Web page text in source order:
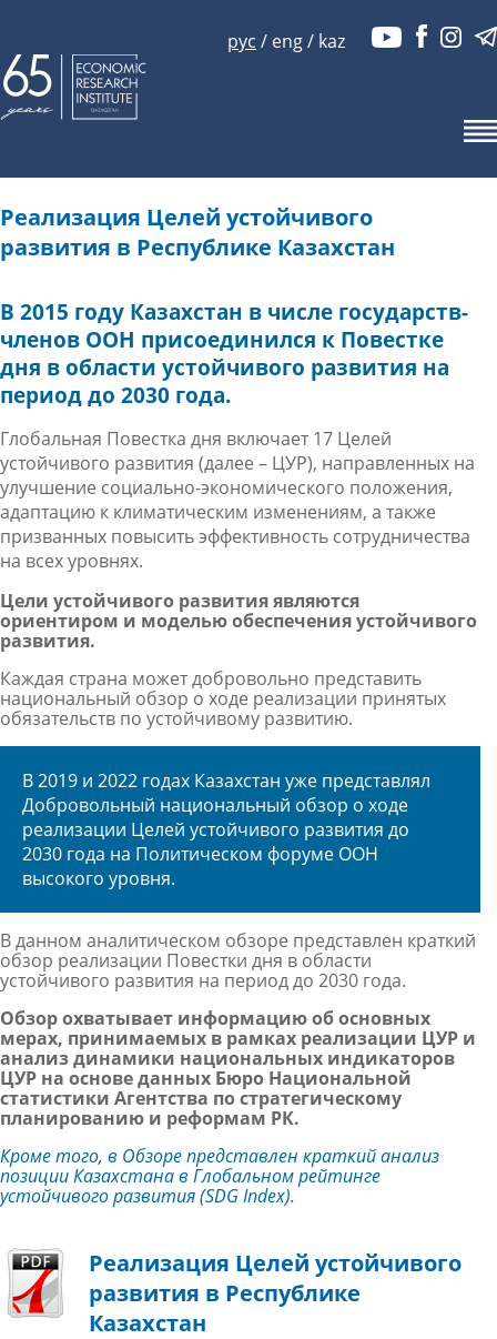
рус / eng/ kaz
Реализация Целей устойчивого
развития в Республике Казахстан
В 2015 году Казахстан в числе государств-
членов ООН присоединился к Повестке
дня в области устойчивого развития на
период до 2030 года.
Глобальная Повестка дня включает 17 Целей
устойчивого развития (далее – ЦУР), направленных на
улучшение социально-экономического положения,
адаптацию к климатическим изменениям, а также
призванных повысить эффективность сотрудничества
на всех уровнях.
Цели устойчивого развитияявляются
ориентиром и моделью обеспечения устойчивого
развития.
Каждая страна может добровольно представить
национальный обзор о ходе реализации принятых
обязательств по устойчивому развитию.
В 2019 и 2022 годах Казахстан уже представлял
Добровольный национальный обзор о ходе
реализации Целей устойчивого развития до
2030 года на Политическом форуме ООН
высокого уровня.
В данном аналитическом обзоре представлен краткий
обзор реализации Повестки дня в области
устойчивого развития на период до 2030 года.
Обзор охватывает информацию об основных
мерах, принимаемых в рамках реализации ЦУР и
анализ динамики национальных индикаторов
ЦУР на основе данных Бюро Национальной
статистики Агентства по стратегическому
планированию и реформам РК.
Кроме того, в Обзоре представлен краткий анализ
позиции Казахстана в Глобальном рейтинге
устойчивого развития (SDG Index).
Реализация Целей устойчивого
развития в Республике
Казахстан